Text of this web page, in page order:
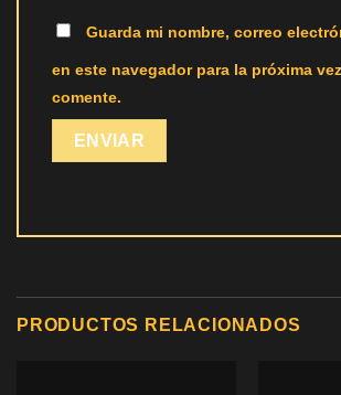
Guarda mi nombre, correo
en este navegador para la próxima
comente.
PRODUCTOS RELACIONADOS